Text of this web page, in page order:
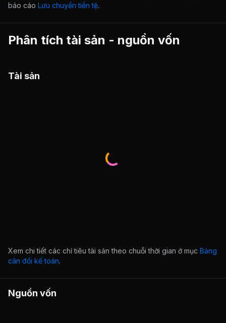
báo cáo Lưu chuyển tiền tệ.
Phân tích tài sản - nguồn vốn
Tài sản
Xem chi tiết các chỉ tiêu tài sản theo chuỗi thời gian ở mục Bảng
cân đối kế toán.
Nguồn vốn